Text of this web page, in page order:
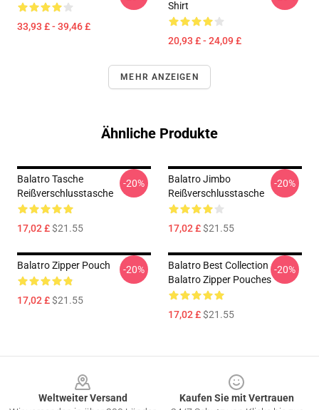
33,93 £ - 39,46 £
Shirt
20,93 £ - 24,09 £
MEHR ANZEIGEN
Ähnliche Produkte
Balatro Tasche
Reißverschlusstasche
17,02 £$21.55
-20%
Balatro Jimbo
Reißverschlusstasche
17,02 £$21.55
-20%
Balatro Zipper Pouch
17,02 £$21.55
-20%
Balatro Best Collection
Balatro Zipper Pouches
17,02 £$21.55
-20%
Weltweiter Versand
Kaufen Sie mit Vertrauen